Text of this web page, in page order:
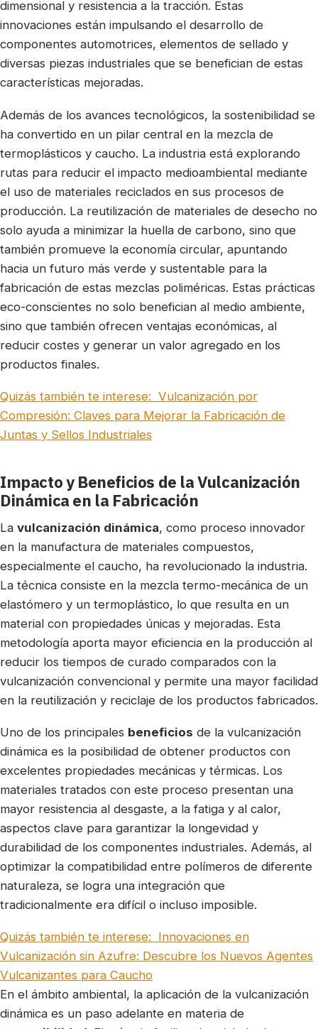
dimensional y resistencia a la tracción. Estas
innovaciones están impulsando el desarrollo de
componentes automotrices, elementos de sellado y
diversas piezas industriales que se benefician de estas
características mejoradas.
Además de los avances tecnológicos, la sostenibilidad se
ha convertido en un pilar central en la mezcla de
termoplásticos y caucho. La industria está explorando
rutas para reducir el impacto medioambiental mediante
el uso de materiales reciclados en sus procesos de
producción. La reutilización de materiales de desecho no
solo ayuda a minimizar la huella de carbono, sino que
también promueve la economía circular, apuntando
hacia un futuro más verde y sustentable para la
fabricación de estas mezclas poliméricas. Estas prácticas
eco-conscientes no solo benefician al medio ambiente,
sino que también ofrecen ventajas económicas, al
reducir costes y generar un valor agregado en los
productos finales.
Quizás también te interese: Vulcanización por
Compresión: Claves para Mejorar la Fabricación de
Juntas y Sellos Industriales
Impacto y Beneficios de la Vulcanización
Dinámica en la Fabricación
La vulcanización dinámica, como proceso innovador
en la manufactura de materiales compuestos,
especialmente el caucho, ha revolucionado la industria.
La técnica consiste en la mezcla termo-mecánica de un
elastómero y un termoplástico, lo que resulta en un
material con propiedades únicas y mejoradas. Esta
metodología aporta mayor eficiencia en la producción al
reducir los tiempos de curado comparados con la
vulcanización convencional y permite una mayor facilidad
en la reutilización y reciclaje de los productos fabricados.
Uno de los principales beneficios de la vulcanización
dinámica es la posibilidad de obtener productos con
excelentes propiedades mecánicas y térmicas. Los
materiales tratados con este proceso presentan una
mayor resistencia al desgaste, a la fatiga y al calor,
aspectos clave para garantizar la longevidad y
durabilidad de los componentes industriales. Además, al
optimizar la compatibilidad entre polímeros de diferente
naturaleza, se logra una integración que
tradicionalmente era difícil o incluso imposible.
Quizás también te interese: Innovaciones en
Vulcanización sin Azufre: Descubre los Nuevos Agentes
Vulcanizantes para Caucho
En el ámbito ambiental, la aplicación de la vulcanización
dinámica es un paso adelante en materia de